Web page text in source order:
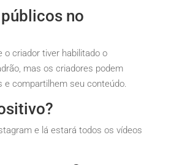
no
o criador tiver habilitado o
mas os criadores podem
e compartilhem seu conteúdo.
e lá estará todos os vídeos